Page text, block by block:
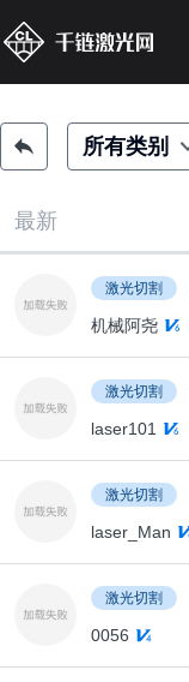
所有类别
最新
激光切割
机械阿尧
激光切割
laser101
激光切割
laser_Man
激光切割
0056